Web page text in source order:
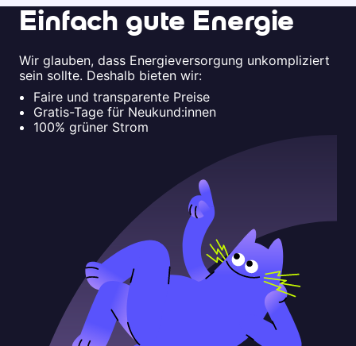
Einfach gute Energie
Wir glauben, dass Energieversorgung unkompliziert
sein sollte. Deshalb bieten wir:
Faire und transparente Preise
Gratis-Tage für Neukund:innen
100% grüner Strom